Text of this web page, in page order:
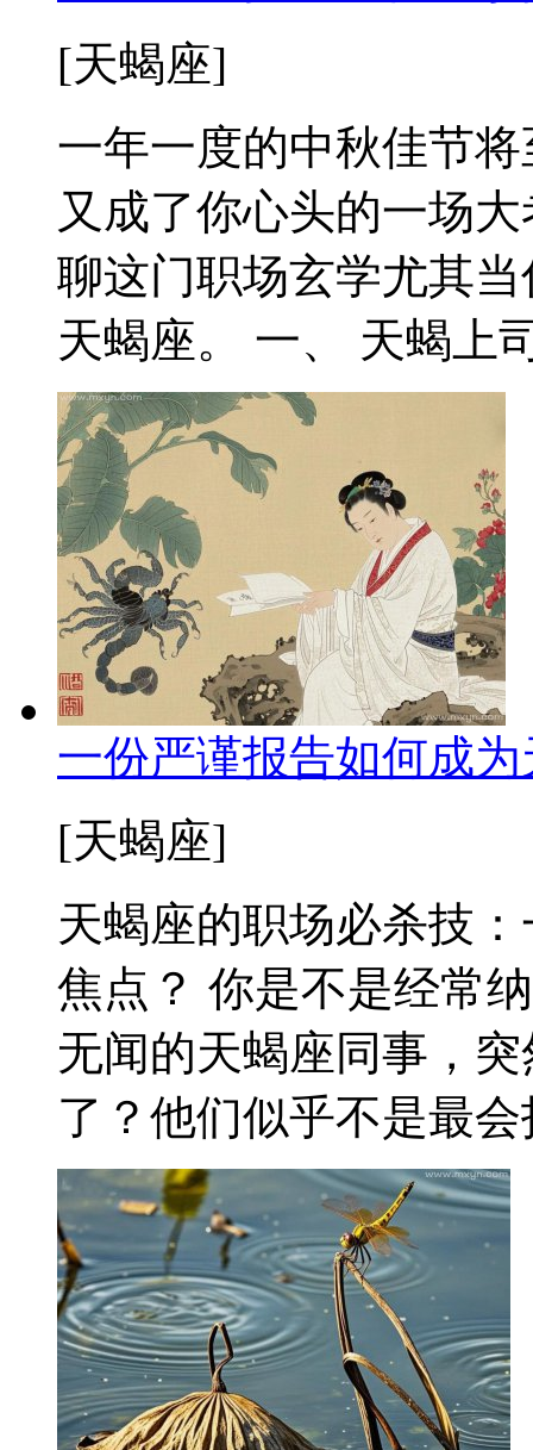
[天蝎座]
一年一度的中秋佳节
又成了你心头的一场
聊这门职场玄学尤其
天蝎座。 一、 天蝎上
一份严谨报告如何成
[天蝎座]
天蝎座的职场必杀技
焦点？ 你是不是经常
无闻的天蝎座同事，
了？他们似乎不是最